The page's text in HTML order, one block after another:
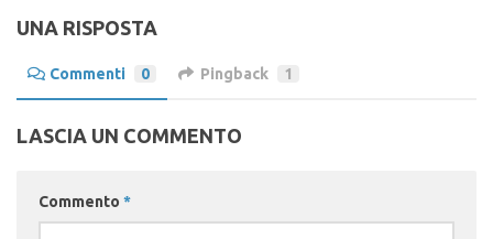
UNA RISPOSTA
Commenti 0 Pingback 1
LASCIA UN COMMENTO
Commento *